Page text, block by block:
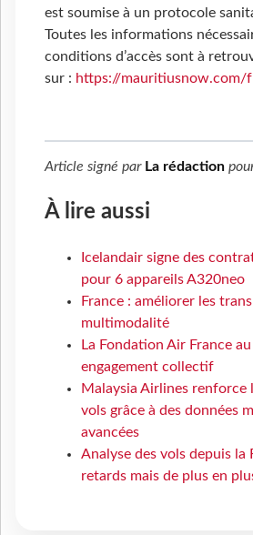
est soumise à un protocole
Toutes les informations
conditions d’accès sont à
sur : https://mauritiusnow.com/
Article signé par La rédaction
À lire aussi
Icelandair signe des
pour 6 appareils A320neo
France : améliorer les
multimodalité
La Fondation Air France
engagement collectif
Malaysia Airlines renforce
vols grâce à des données
avancées
Analyse des vols depuis la
retards mais de plus en